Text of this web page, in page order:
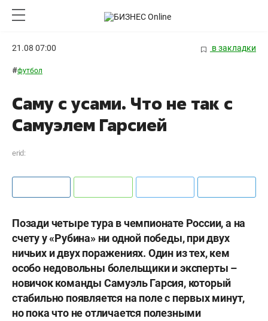
21.08 07:00 в закладки
#футбол
Саму с усами. Что не так с
Самуэлем Гарсией
erid:
Позади четыре тура в чемпионате России, а на
счету у «Рубина» ни одной победы, при двух
ничьих и двух поражениях. Один из тех, кем
особо недовольны болельщики и эксперты –
новичок команды Самуэль Гарсия, который
стабильно появляется на поле с первых минут,
но пока что не отличается полезными